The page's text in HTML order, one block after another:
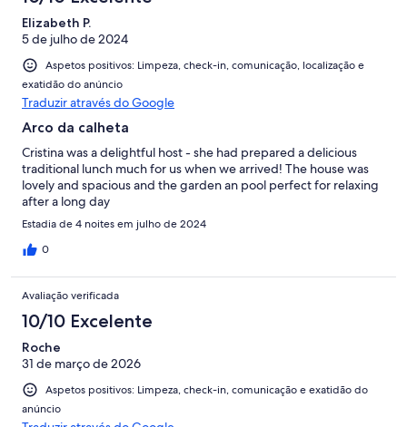
Elizabeth P.
5 de julho de 2024
Aspetos positivos: Limpeza, check-in, comunicação, localização e
exatidão do anúncio
Traduzir através do Google
Arco da calheta
Cristina was a delightful host - she had prepared a delicious
traditional lunch much for us when we arrived! The house was
lovely and spacious and the garden an pool perfect for relaxing
after a long day
Estadia de 4 noites em julho de 2024
0
Avaliação verificada
10/10 Excelente
Roche
31 de março de 2026
Aspetos positivos: Limpeza, check-in, comunicação e exatidão do
anúncio